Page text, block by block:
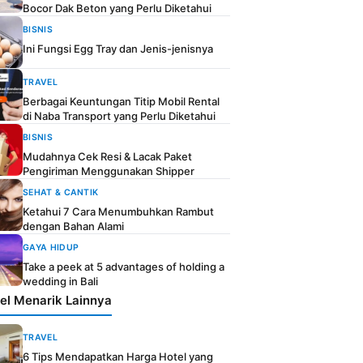
Bocor Dak Beton yang Perlu Diketahui
BISNIS
Ini Fungsi Egg Tray dan Jenis-jenisnya
TRAVEL
Berbagai Keuntungan Titip Mobil Rental
di Naba Transport yang Perlu Diketahui
BISNIS
Mudahnya Cek Resi & Lacak Paket
Pengiriman Menggunakan Shipper
SEHAT & CANTIK
Ketahui 7 Cara Menumbuhkan Rambut
dengan Bahan Alami
GAYA HIDUP
Take a peek at 5 advantages of holding a
wedding in Bali
Menarik Lainnya
TRAVEL
6 Tips Mendapatkan Harga Hotel yang